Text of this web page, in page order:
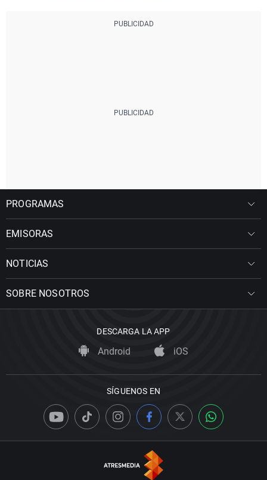
PROGRAMAS
EMISORAS
NOTICIAS
SOBRE NOSOTROS
DESCARGA LA APP
Android iOS
SÍGUENOS EN